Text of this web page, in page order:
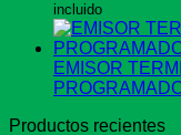
incluido
EMISOR
Productos recientes